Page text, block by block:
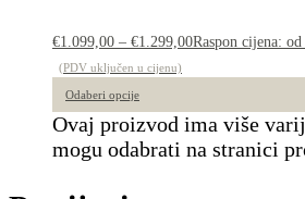
€1.099,00 – €1.299,00Raspon cijena:
(PDV uključen u cijenu)
Odaberi opcije
Ovaj proizvod ima više
mogu odabrati na stranici